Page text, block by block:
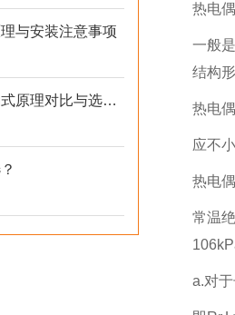
与安装注意事项
超声波、雷达、导纳式原理对比与选型指南
热电
一般
结构
热电
应不
热电
常温
a.对